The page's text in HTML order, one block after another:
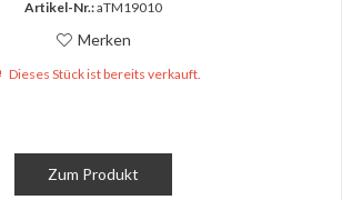
Artikel-Nr.:aTM19010
Merken
Dieses Stück ist bereits verkauft.
Zum Produkt